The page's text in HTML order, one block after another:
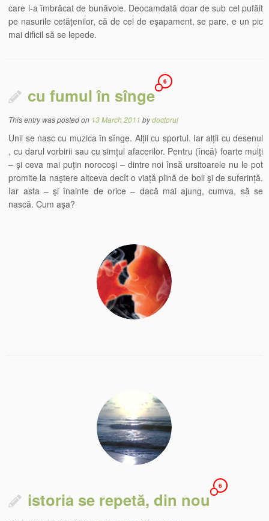
care l-a îmbrăcat de bunăvoie. Deocamdată doar de sub cel pufăit
pe nasurile cetățenilor, că de cel de eşapament, se pare, e un pic
mai dificil să se lepede.
cu fumul în sînge
6
This entry was posted on 13 March 2011 bydoctorul
Unii se nasc cu muzica în sînge. Alții cu sportul. Iar alții cu desenul
, cu darul vorbirii sau cu simțul afacerilor. Pentru (încă) foarte mulți
– şi ceva mai puțin norocoşi – dintre noi însă ursitoarele nu le pot
promite la naştere altceva decît o viață plină de boli şi de suferință.
Iar asta – şi înainte de orice – dacă mai ajung, cumva, să se
nască. Cum aşa?
istoria se repetă, din nou
6